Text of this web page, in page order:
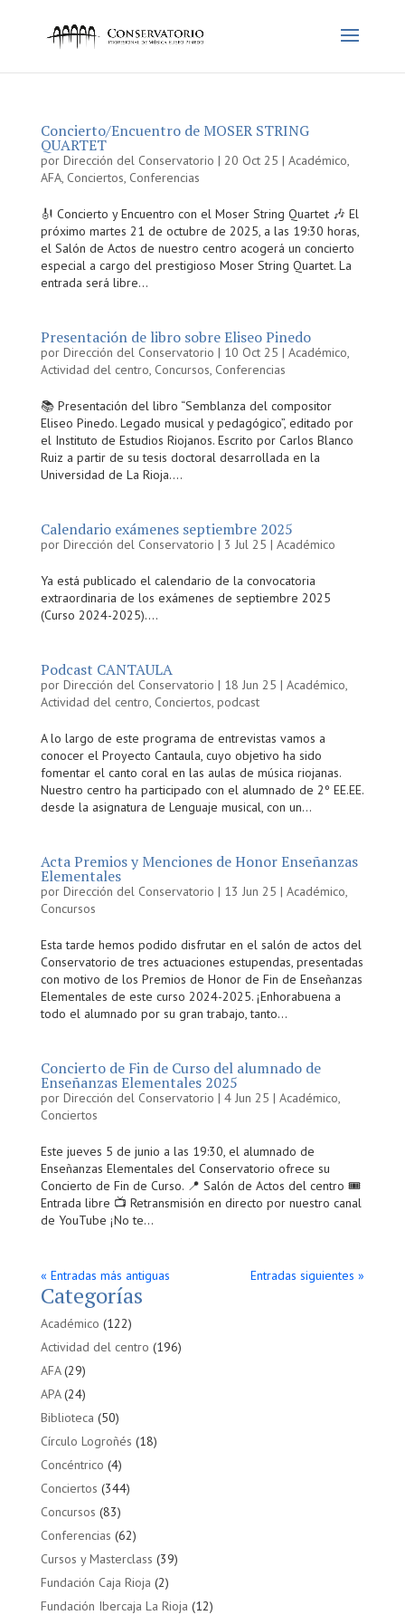
Concierto/Encuentro de MOSER STRING
QUARTET
por Dirección del Conservatorio | 20 Oct 25 | Académico,
AFA, Conciertos, Conferencias
🎻 Concierto y Encuentro con el Moser String Quartet 🎶 El
próximo martes 21 de octubre de 2025, a las 19:30 horas,
el Salón de Actos de nuestro centro acogerá un concierto
especial a cargo del prestigioso Moser String Quartet. La
entrada será libre...
Presentación de libro sobre Eliseo Pinedo
por Dirección del Conservatorio | 10 Oct 25 | Académico,
Actividad del centro, Concursos, Conferencias
📚 Presentación del libro “Semblanza del compositor
Eliseo Pinedo. Legado musical y pedagógico”, editado por
el Instituto de Estudios Riojanos. Escrito por Carlos Blanco
Ruiz a partir de su tesis doctoral desarrollada en la
Universidad de La Rioja....
Calendario exámenes septiembre 2025
por Dirección del Conservatorio | 3 Jul 25 | Académico
Ya está publicado el calendario de la convocatoria
extraordinaria de los exámenes de septiembre 2025
(Curso 2024-2025)....
Podcast CANTAULA
por Dirección del Conservatorio | 18 Jun 25 | Académico,
Actividad del centro, Conciertos, podcast
A lo largo de este programa de entrevistas vamos a
conocer el Proyecto Cantaula, cuyo objetivo ha sido
fomentar el canto coral en las aulas de música riojanas.
Nuestro centro ha participado con el alumnado de 2º EE.EE.
desde la asignatura de Lenguaje musical, con un...
Acta Premios y Menciones de Honor Enseñanzas
Elementales
por Dirección del Conservatorio | 13 Jun 25 | Académico,
Concursos
Esta tarde hemos podido disfrutar en el salón de actos del
Conservatorio de tres actuaciones estupendas, presentadas
con motivo de los Premios de Honor de Fin de Enseñanzas
Elementales de este curso 2024-2025. ¡Enhorabuena a
todo el alumnado por su gran trabajo, tanto...
Concierto de Fin de Curso del alumnado de
Enseñanzas Elementales 2025
por Dirección del Conservatorio | 4 Jun 25 | Académico,
Conciertos
Este jueves 5 de junio a las 19:30, el alumnado de
Enseñanzas Elementales del Conservatorio ofrece su
Concierto de Fin de Curso. 📍 Salón de Actos del centro 🎟️
Entrada libre 📺 Retransmisión en directo por nuestro canal
de YouTube ¡No te...
« Entradas más antiguas Entradas siguientes »
Categorías
Académico (122)
Actividad del centro (196)
AFA(29)
APA(24)
Biblioteca (50)
Círculo Logroñés (18)
Concéntrico (4)
Conciertos (344)
Concursos (83)
Conferencias (62)
Cursos y Masterclass (39)
Fundación Caja Rioja (2)
Fundación Ibercaja La Rioja (12)